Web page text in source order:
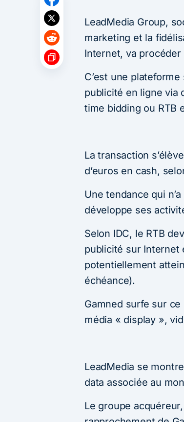
LeadMedia Group,
marketing et la
Internet, va procéder
C’est une
publicité en ligne via
time bidding ou RTB
La transaction
d’euros en cash,
Une tendance qui
développe ses
Selon IDC, le RTB
publicité sur Internet
potentiellement
échéance).
Gamned surfe sur
média « display »,
LeadMedia se
data associée au
Le groupe